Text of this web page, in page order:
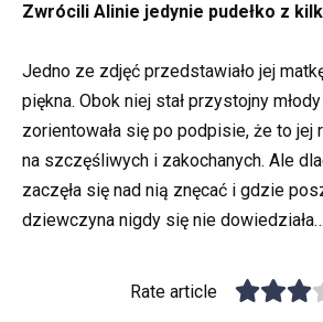
Zwrócili Alinie jedynie pudełko z
Jedno ze zdjęć przedstawiało jej
piękna. Obok niej stał przystojny
zorientowała się po podpisie, że to jej
na szczęśliwych i zakochanych. Ale
zaczęła się nad nią znęcać i gdzie
dziewczyna nigdy się nie dowiedziała…
Rate article